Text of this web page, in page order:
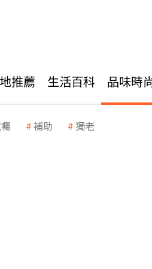
推薦 生活百科 品味時
補助 獨老